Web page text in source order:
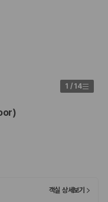
1 / 14
객실 상세보기